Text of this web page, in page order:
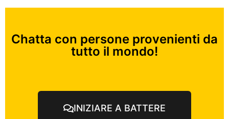
Chatta con persone provenienti da
tutto il mondo!
INIZIARE A BATTERE